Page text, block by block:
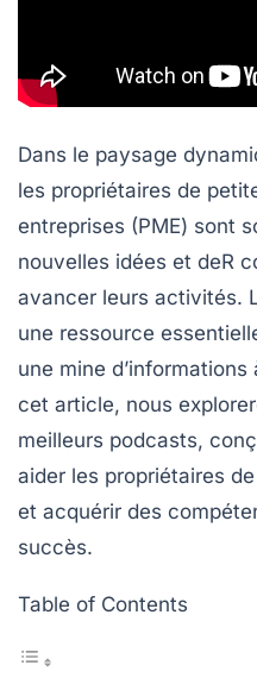
Dans le paysage
les propriétaires de
entreprises (PME) sont
nouvelles idées et deR
avancer leurs activités.
une ressource
une mine d’informations
cet article, nous
meilleurs podcasts,
aider les propriétaires
et acquérir des
succès.
Table of Contents